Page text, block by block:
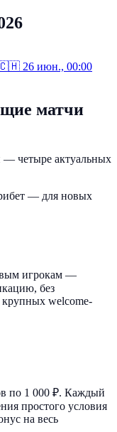
26 июн., 00:00
матчи
— четыре актуальных
— для новых
игрокам —
без
крупных welcome-
по 1 000 ₽. Каждый
простого условия
на весь